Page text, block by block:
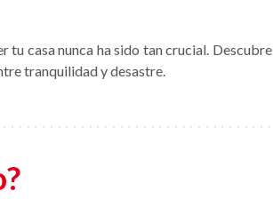
casa nunca ha sido tan crucial. Descubre
tranquilidad y desastre.